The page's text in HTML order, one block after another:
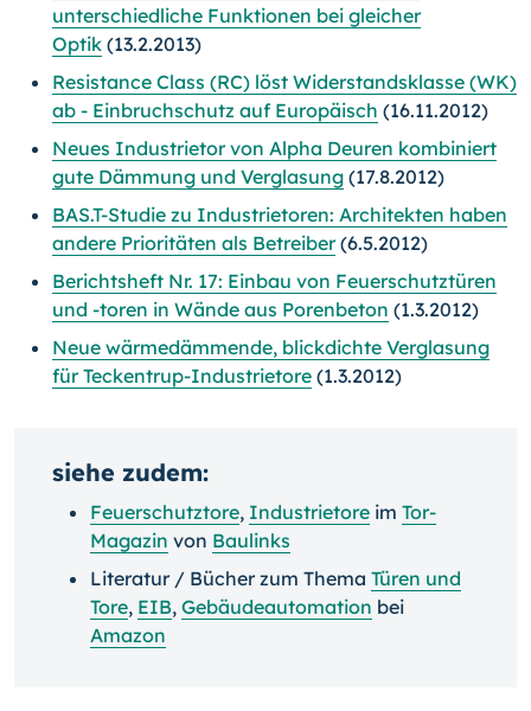
unterschiedliche Funktionen bei gleicher
Optik (13.2.2013)
Resistance Class (RC) löst Widerstandsklasse (WK)
ab - Einbruchschutz auf Europäisch (16.11.2012)
Neues Industrietor von Alpha Deuren kombiniert
gute Dämmung und Verglasung (17.8.2012)
BAS.T-Studie zu Industrietoren: Architekten haben
andere Prioritäten als Betreiber(6.5.2012)
Berichtsheft Nr. 17: Einbau von Feuerschutztüren
und -toren in Wände aus Porenbeton (1.3.2012)
Neue wärmedämmende, blickdichte Verglasung
für Teckentrup-Industrietore (1.3.2012)
siehe zudem:
Feuerschutztore, Industrietore im Tor-
Magazin von Baulinks
Literatur / Bücher zum Thema Türen und
Tore, EIB, Gebäudeautomation bei
Amazon